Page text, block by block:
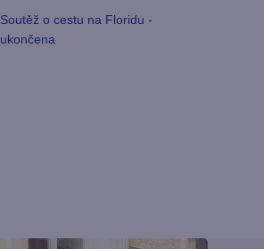
Soutěž o cestu na Floridu -
ukončena